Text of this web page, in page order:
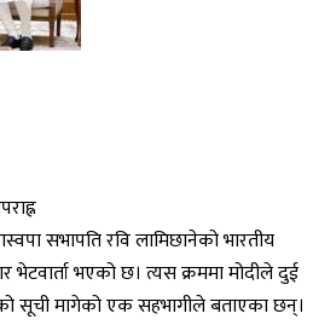
सभापति रवि लामिछानेको भारतीय
भेटवार्ता भएको छ। त्यस क्रममा मोदीले दुई
सूची मागेको एक सहभागीले बताएका छन्।